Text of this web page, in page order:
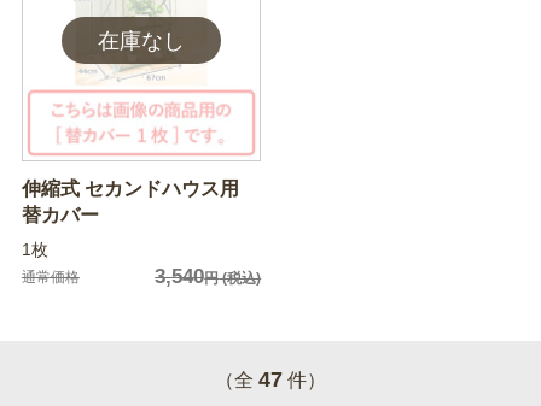
伸縮式 セカンドハウス用
替カバー
1枚
通常価格 3,540円(税込)
（全 47 件）